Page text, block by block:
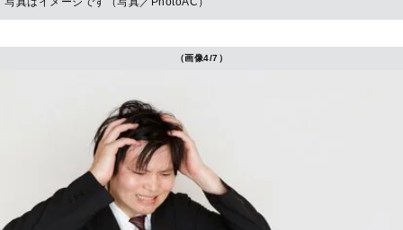
（画像4/7）